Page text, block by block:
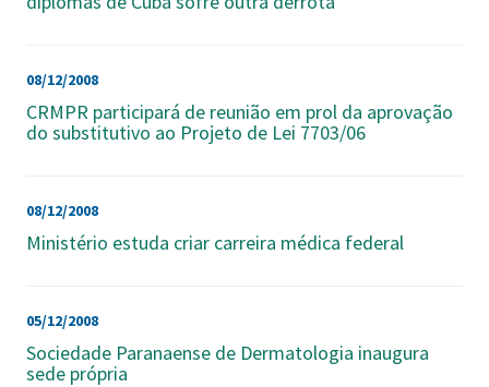
08/12/2008
CRMPR participará de reunião em prol da aprovação
do substitutivo ao Projeto de Lei 7703/06
08/12/2008
Ministério estuda criar carreira médica federal
05/12/2008
Sociedade Paranaense de Dermatologia inaugura
sede própria